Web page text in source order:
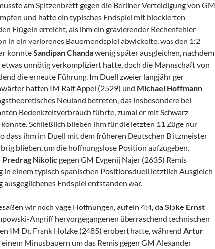
am Spitzenbrett gegen die Berliner Verteidigung von GM
und hatte ein typisches Endspiel mit blockierten
Flügeln erreicht, als ihm ein gravierender Rechenfehler
in ein verlorenes Bauernendspiel abwickelte, was den 1:2–
konnteSandipan Chandawenig später ausgleichen, nachdem
unnötig verkompliziert hatte, doch die Mannschaft von
die erneute Führung. Im Duell zweier langjähriger
hatten IM Ralf Appel (2529) und Michael Hoffmann
Neuland betreten, das insbesondere bei
Bedenkzeitverbrauch führte, zumal er mit Schwarz
Schließlich blieben ihm für die letzten 11 Züge nur
dass ihm im Duell mit dem früheren Deutschen Blitzmeister
blieben, um die hoffnungslose Position aufzugeben.
Predrag Nikolicgegen GM Evgenij Najer (2635) Remis
in einem typisch spanischen Positionsduell letztlich Ausgleich
Endspiel entstanden war.
wir noch vage Hoffnungen, auf ein 4:4, daSipke Ernst
Angriff hervorgegangenen überraschend technischen
IM Dr. Frank Holzke (2485) erobert hatte, während Artur
Minusbauern um das Remis gegen GM Alexander